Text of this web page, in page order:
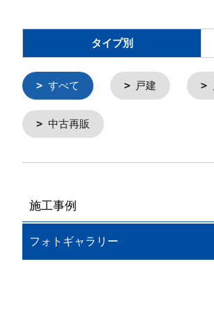
タイプ別
すべて 戸建
中古再販
施工事例
フォトギャラリー